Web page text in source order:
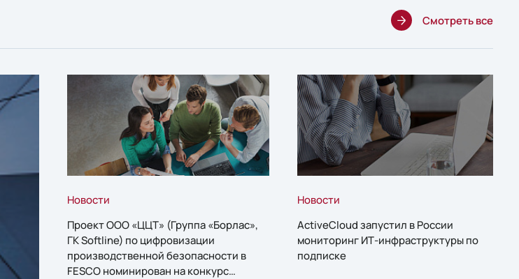
Смотреть все
Новости
Проект ООО «ЦЦТ» (Группа «Борлас»,
ГК Softline) по цифровизации
производственной безопасности в
FESCO номинирован на конкурс
Новости
ActiveCloud запустил в России
мониторинг ИТ-инфраструктуры по
подписке